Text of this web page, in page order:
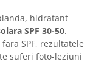
hidratant
SPF 30-50.
SPF, rezultatele
suferi foto-leziuni